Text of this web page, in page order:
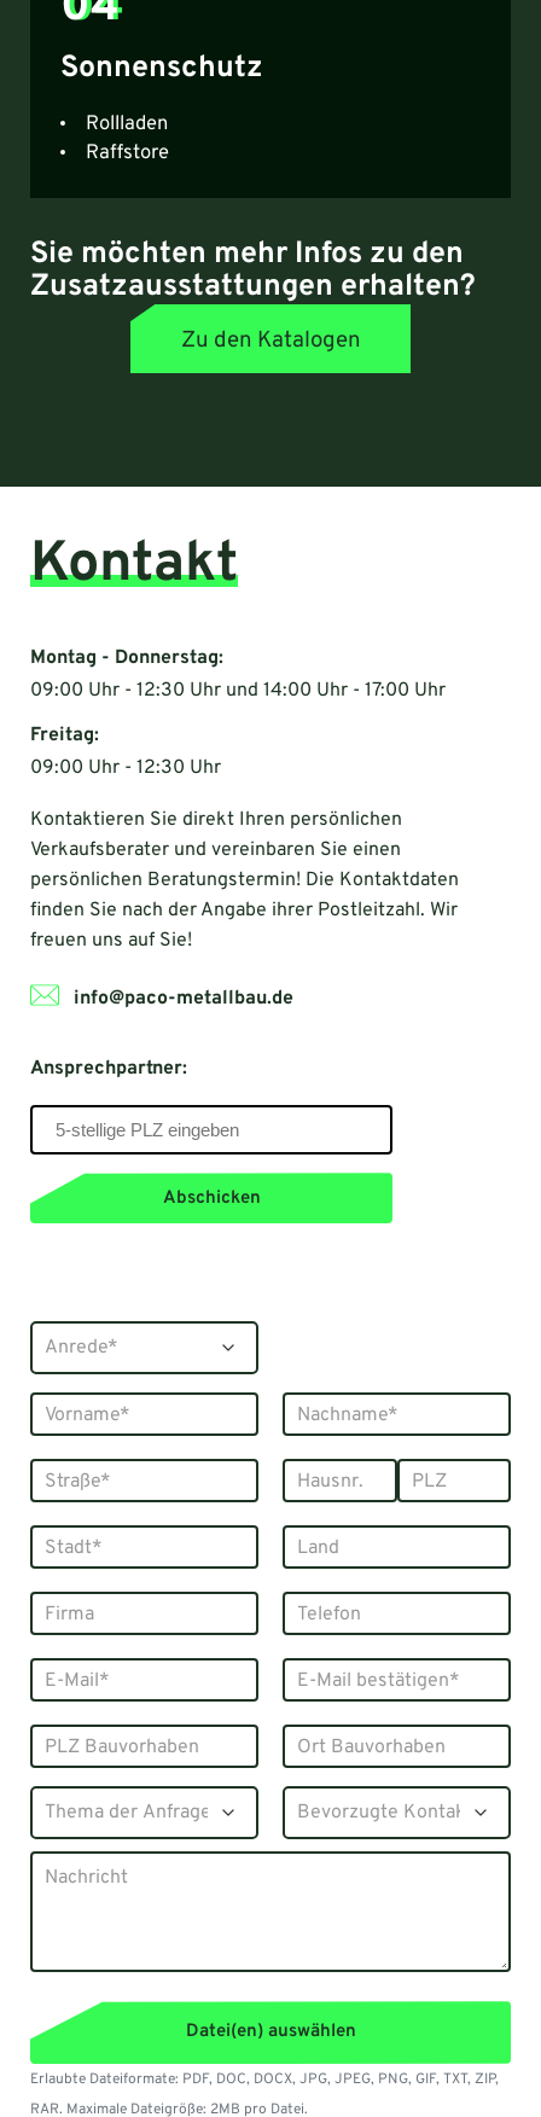
Sonnenschutz
Rollladen
Raffstore
Sie möchten mehr Infos zu den
Zusatzausstattungen erhalten?
Zu den Katalogen
Kontakt
Montag - Donnerstag:
09:00 Uhr - 12:30 Uhr und 14:00 Uhr - 17:00 Uhr
Freitag:
09:00 Uhr - 12:30 Uhr
Kontaktieren Sie direkt Ihren persönlichen
Verkaufsberater und vereinbaren Sie einen
persönlichen Beratungstermin! Die Kontaktdaten
finden Sie nach der Angabe ihrer Postleitzahl. Wir
freuen uns auf Sie!
info@paco-metallbau.de
Ansprechpartner:
Abschicken
Datei(en) auswählen
Erlaubte Dateiformate: PDF, DOC, DOCX, JPG, JPEG, PNG, GIF, TXT, ZIP,
RAR. Maximale Dateigröße: 2MB pro Datei.